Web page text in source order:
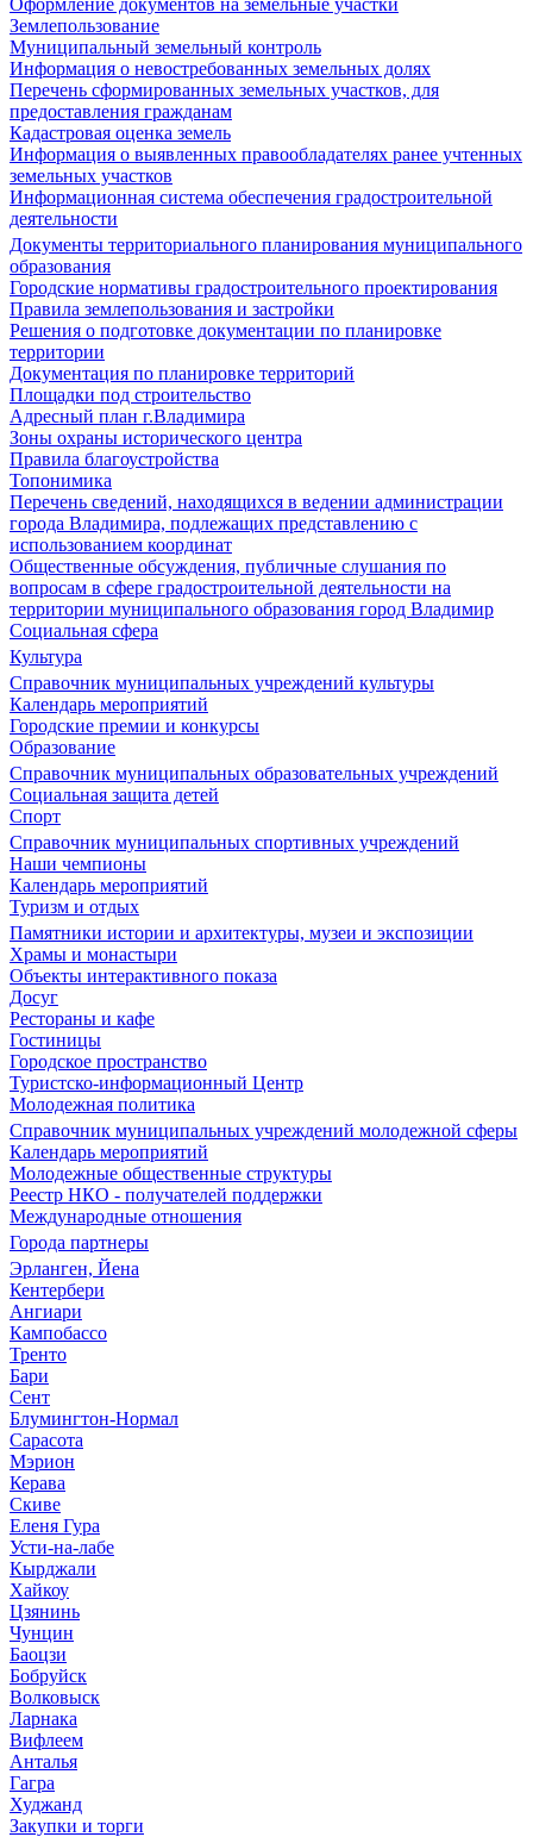
Оформление документов на земельные участки
Землепользование
Муниципальный земельный контроль
Информация о невостребованных земельных долях
Перечень сформированных земельных участков, для
предоставления гражданам
Кадастровая оценка земель
Информация о выявленных правообладателях ранее учтенных
земельных участков
Информационная система обеспечения градостроительной
деятельности
Документы территориального планирования муниципального
образования
Городские нормативы градостроительного проектирования
Правила землепользования и застройки
Решения о подготовке документации по планировке
территории
Документация по планировке территорий
Площадки под строительство
Адресный план г.Владимира
Зоны охраны исторического центра
Правила благоустройства
Топонимика
Перечень сведений, находящихся в ведении администрации
города Владимира, подлежащих представлению с
использованием координат
Общественные обсуждения, публичные слушания по
вопросам в сфере градостроительной деятельности на
территории муниципального образования город Владимир
Социальная сфера
Культура
Справочник муниципальных учреждений культуры
Календарь мероприятий
Городские премии и конкурсы
Образование
Справочник муниципальных образовательных учреждений
Социальная защита детей
Спорт
Справочник муниципальных спортивных учреждений
Наши чемпионы
Календарь мероприятий
Туризм и отдых
Памятники истории и архитектуры, музеи и экспозиции
Храмы и монастыри
Объекты интерактивного показа
Досуг
Рестораны и кафе
Гостиницы
Городское пространство
Туристско-информационный Центр
Молодежная политика
Справочник муниципальных учреждений молодежной сферы
Календарь мероприятий
Молодежные общественные структуры
Реестр НКО - получателей поддержки
Международные отношения
Города партнеры
Эрланген, Йена
Кентербери
Ангиари
Кампобассо
Тренто
Бари
Сент
Блумингтон-Нормал
Сарасота
Мэрион
Керава
Скиве
Еленя Гура
Усти-на-лабе
Кырджали
Хайкоу
Цзянинь
Чунцин
Баоцзи
Бобруйск
Волковыск
Ларнака
Вифлеем
Анталья
Гагра
Худжанд
Закупки и торги